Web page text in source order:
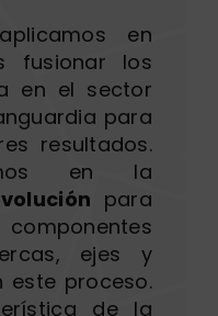
en
fusionar los
en el sector
para
resultados.
en la
para
ejes y
este proceso.
de la